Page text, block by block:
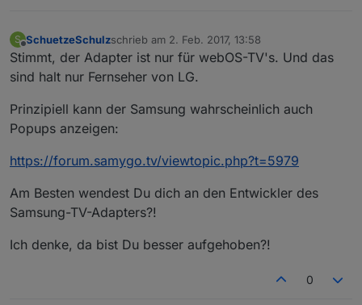
S
Offline
SchuetzeSchulzschrieb am 2. Feb. 2017, 13:58
zuletzt editiert von
Stimmt, der Adapter ist nur für webOS-TV's. Und das
sind halt nur Fernseher von LG.
Prinzipiell kann der Samsung wahrscheinlich auch
Popups anzeigen:
https://forum.samygo.tv/viewtopic.php?t=5979
Am Besten wendest Du dich an den Entwickler des
Samsung-TV-Adapters?!
Ich denke, da bist Du besser aufgehoben?!
0